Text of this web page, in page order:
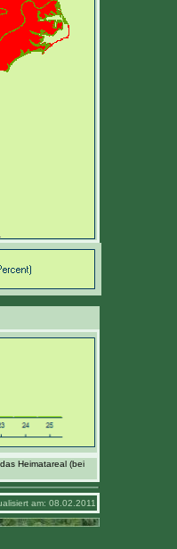
Heimatareal (bei
am: 08.02.2011